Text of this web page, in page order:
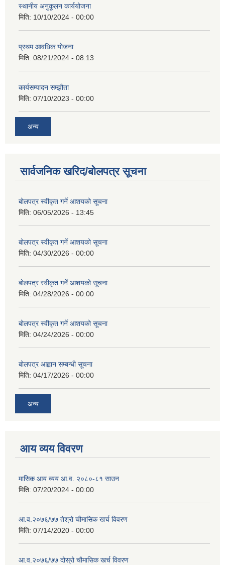
स्थानीय अनुकूलन कार्ययोजना
मिति: 10/10/2024 - 00:00
प्रथम आवधिक योजना
मिति: 08/21/2024 - 08:13
कार्यसम्पादन सम्झौता
मिति: 07/10/2023 - 00:00
अन्य
सार्वजनिक खरिद/बोलपत्र सूचना
बोलपत्र स्वीकृत गर्ने आशयको सूचना
मिति: 06/05/2026 - 13:45
बोलपत्र स्वीकृत गर्ने आशयको सूचना
मिति: 04/30/2026 - 00:00
बोलपत्र स्वीकृत गर्ने आशयको सूचना
मिति: 04/28/2026 - 00:00
बोलपत्र स्वीकृत गर्ने आशयको सूचना
मिति: 04/24/2026 - 00:00
बोलपत्र आह्वान सम्बन्धी सूचना
मिति: 04/17/2026 - 00:00
अन्य
आय व्यय विवरण
मासिक आय व्यय आ.व. २०८०-८१ साउन
मिति: 07/20/2024 - 00:00
आ.व.२०७६/७७ तेश्रो चौमासिक खर्च विवरण
मिति: 07/14/2020 - 00:00
आ.व.२०७६/७७ दोस्रो चौमासिक खर्च विवरण